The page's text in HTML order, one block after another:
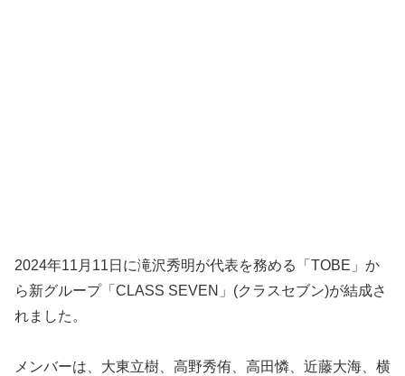
2024年11月11日に滝沢秀明が代表を務める「TOBE」か
ら新グループ「CLASS SEVEN」(クラスセブン)が結成さ
れました。
メンバーは、大東立樹、高野秀侑、高田憐、近藤大海、横